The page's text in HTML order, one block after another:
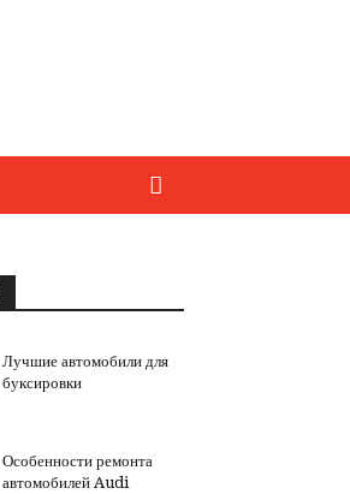
Лучшие автомобили для
буксировки
Особенности ремонта
автомобилей Audi